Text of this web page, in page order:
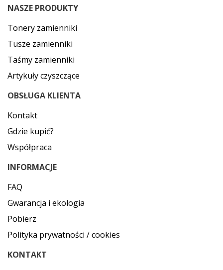
NASZE PRODUKTY
Tonery zamienniki
Tusze zamienniki
Taśmy zamienniki
Artykuły czyszczące
OBSŁUGA KLIENTA
Kontakt
Gdzie kupić?
Współpraca
INFORMACJE
FAQ
Gwarancja i ekologia
Pobierz
Polityka prywatności / cookies
KONTAKT